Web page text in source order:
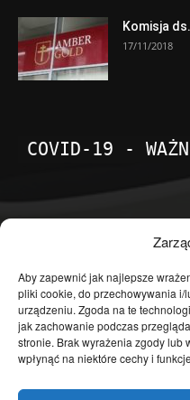
Aby zapewnić jak najlepsze
pliki cookie, do przechowywania
urządzeniu. Zgoda na te
jak zachowanie podczas
stronie. Brak wyrażenia zgody lub
wpłynąć na niektóre cechy i
Komisja
17/11/2018
COVID-19 -
Temat dnia
Publicystyka
Polityka
Polska
Społeczeństwo